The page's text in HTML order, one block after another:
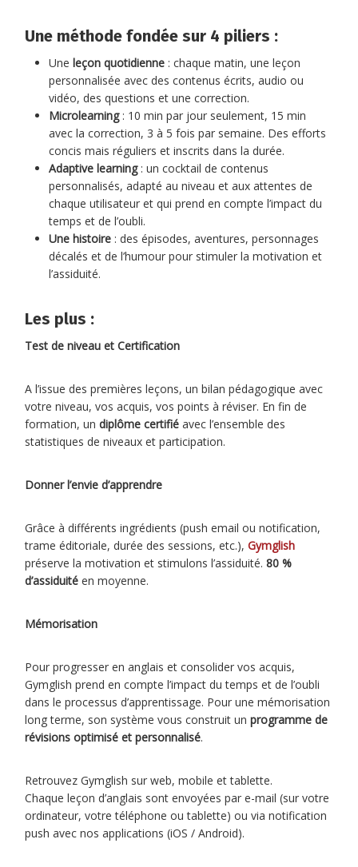
Une méthode fondée sur 4 piliers :
Uneleçon quotidienne : chaque matin, une leçon
personnalisée avec des contenus écrits, audio ou
vidéo, des questions et une correction.
Microlearning: 10 min par jour seulement, 15 min
avec la correction, 3 à 5 fois par semaine. Des efforts
concis mais réguliers et inscrits dans la durée.
Adaptive learning: un cocktail de contenus
personnalisés, adapté au niveau et aux attentes de
chaque utilisateur et qui prend en compte l’impact du
temps et de l’oubli.
Une histoire : des épisodes, aventures, personnages
décalés et de l’humour pour stimuler la motivation et
l’assiduité.
Les plus :
Test de niveau et Certification
A l’issue des premières leçons, un bilan pédagogique avec
votre niveau, vos acquis, vos points à réviser. En fin de
formation, undiplôme certifié avec l’ensemble des
statistiques de niveaux et participation.
Donner l’envie d’apprendre
Grâce à différents ingrédients (push email ou notification,
trame éditoriale, durée des sessions, etc.),Gymglish
préserve la motivation et stimulons l’assiduité.80 %
d’assiduité en moyenne.
Mémorisation
Pour progresser en anglais et consolider vos acquis,
Gymglish prend en compte l’impact du temps et de l’oubli
dans le processus d’apprentissage. Pour une mémorisation
long terme, son système vous construit unprogramme de
révisions optimisé et personnalisé.
Retrouvez Gymglish sur web, mobile et tablette.
Chaque leçon d’anglais sont envoyées par e-mail (sur votre
ordinateur, votre téléphone ou tablette) ou via notification
push avec nos applications (iOS / Android).